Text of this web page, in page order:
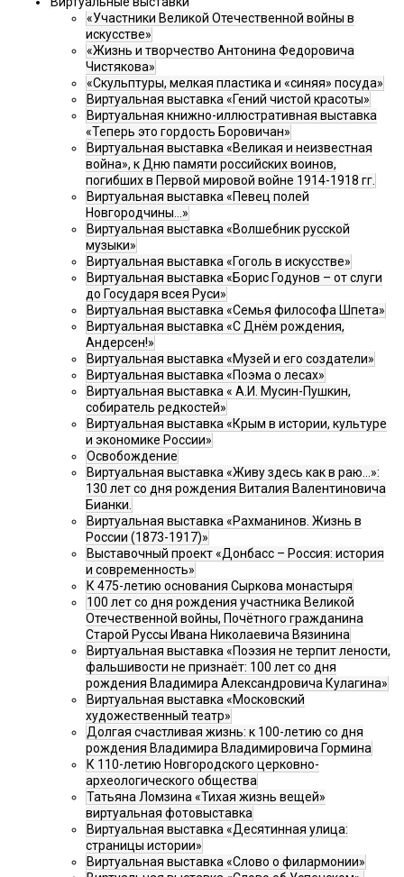
«Участники Великой Отечественной войны в
искусстве»
«Жизнь и творчество Антонина Федоровича
Чистякова»
«Скульптуры, мелкая пластика и «синяя» посуда»
Виртуальная выставка «Гений чистой красоты»
Виртуальная книжно-иллюстративная выставка
«Теперь это гордость Боровичан»
Виртуальная выставка «Великая и неизвестная
война», к Дню памяти российских воинов,
погибших в Первой мировой войне 1914-1918 гг.
Виртуальная выставка «Певец полей
Новгородчины…»
Виртуальная выставка «Волшебник русской
музыки»
Виртуальная выставка «Гоголь в искусстве»
Виртуальная выставка «Борис Годунов – от слуги
до Государя всея Руси»
Виртуальная выставка «Семья философа Шпета»
Виртуальная выставка «С Днём рождения,
Андерсен!»
Виртуальная выставка «Музей и его создатели»
Виртуальная выставка «Поэма о лесах»
Виртуальная выставка « А.И. Мусин-Пушкин,
собиратель редкостей»
Виртуальная выставка «Крым в истории, культуре
и экономике России»
Освобождение
Виртуальная выставка «Живу здесь как в раю…»:
130 лет со дня рождения Виталия Валентиновича
Бианки.
Виртуальная выставка «Рахманинов. Жизнь в
России (1873-1917)»
Выставочный проект «Донбасс – Россия: история
и современность»
К 475-летию основания Сыркова монастыря
100 лет со дня рождения участника Великой
Отечественной войны, Почётного гражданина
Старой Руссы Ивана Николаевича Вязинина
Виртуальная выставка «Поэзия не терпит лености,
фальшивости не признаёт: 100 лет со дня
рождения Владимира Александровича Кулагина»
Виртуальная выставка «Московский
художественный театр»
Долгая счастливая жизнь: к 100-летию со дня
рождения Владимира Владимировича Гормина
К 110-летию Новгородского церковно-
археологического общества
Татьяна Ломзина «Тихая жизнь вещей»
виртуальная фотовыставка
Виртуальная выставка «Десятинная улица:
страницы истории»
Виртуальная выставка «Слово о филармонии»